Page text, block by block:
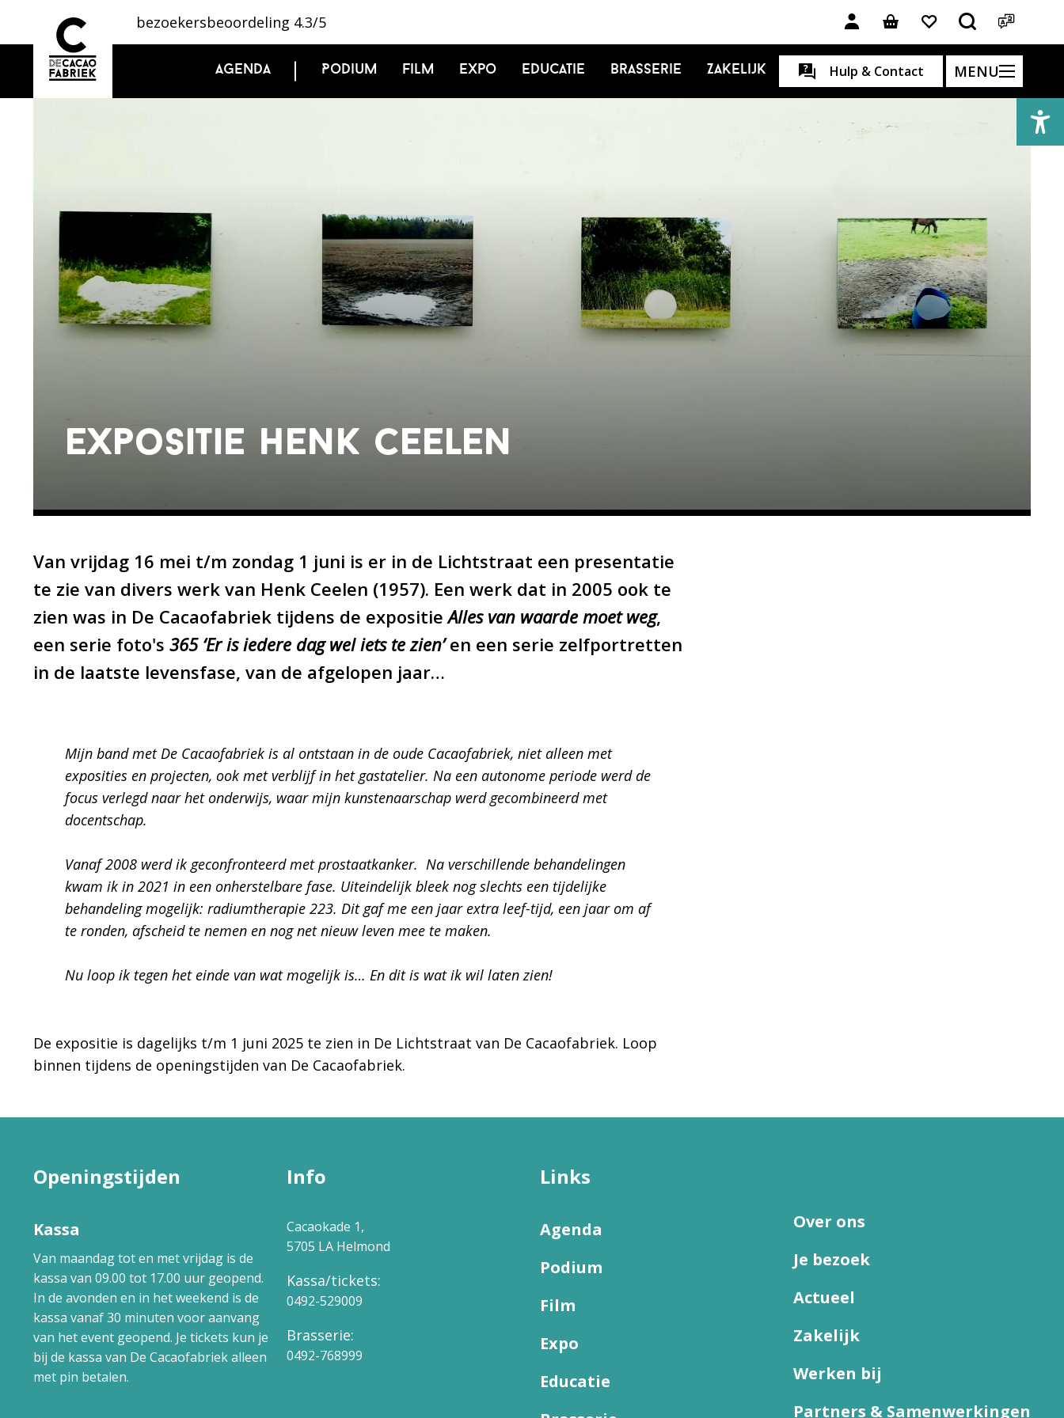
bezoekersbeoordeling 4.3/5
Agenda Podium Film Expo Educatie Brasserie Zakelijk Hulp & Contact MENU
expositie henk ceelen
Van vrijdag 16 mei t/m zondag 1 juni is er in de Lichtstraat een presentatie
te zie van divers werk van Henk Ceelen (1957). Een werk dat in 2005 ook te
zien was in De Cacaofabriek tijdens de expositieAlles van waarde moet weg,
een serie foto's 365 ‘Er is iedere dag wel iets te zien’en een serie zelfportretten
in de laatste levensfase, van de afgelopen jaar…
Mijn band met De Cacaofabriek is al ontstaan in de oude Cacaofabriek, niet alleen met
exposities en projecten, ook met verblijf in het gastatelier. Na een autonome periode werd de
focus verlegd naar het onderwijs, waar mijn kunstenaarschap werd gecombineerd met
docentschap.
Vanaf 2008 werd ik geconfronteerd met prostaatkanker. Na verschillende behandelingen
kwam ik in 2021 in een onherstelbare fase. Uiteindelijk bleek nog slechts een tijdelijke
behandeling mogelijk: radiumtherapie 223. Dit gaf me een jaar extra leef-tijd, een jaar om af
te ronden, afscheid te nemen en nog net nieuw leven mee te maken.
Nu loop ik tegen het einde van wat mogelijk is… En dit is wat ik wil laten zien!
De expositie is dagelijks t/m 1 juni 2025 te zien in De Lichtstraat van De Cacaofabriek. Loop
binnen tijdens de openingstijden van De Cacaofabriek.
Openingstijden
Kassa
Van maandag tot en met vrijdag is de
kassa van 09.00 tot 17.00 uur geopend.
In de avonden en in het weekend is de
kassa vanaf 30 minuten voor aanvang
van het event geopend. Je tickets kun je
bij de kassa van De Cacaofabriek alleen
met pin betalen.
Info
Cacaokade 1,
5705 LA Helmond
Kassa/tickets:
0492-529009
Brasserie:
0492-768999
Links
Agenda
Podium
Film
Expo
Educatie
Over ons
Je bezoek
Actueel
Zakelijk
Werken bij
Partners & Samenwerkingen